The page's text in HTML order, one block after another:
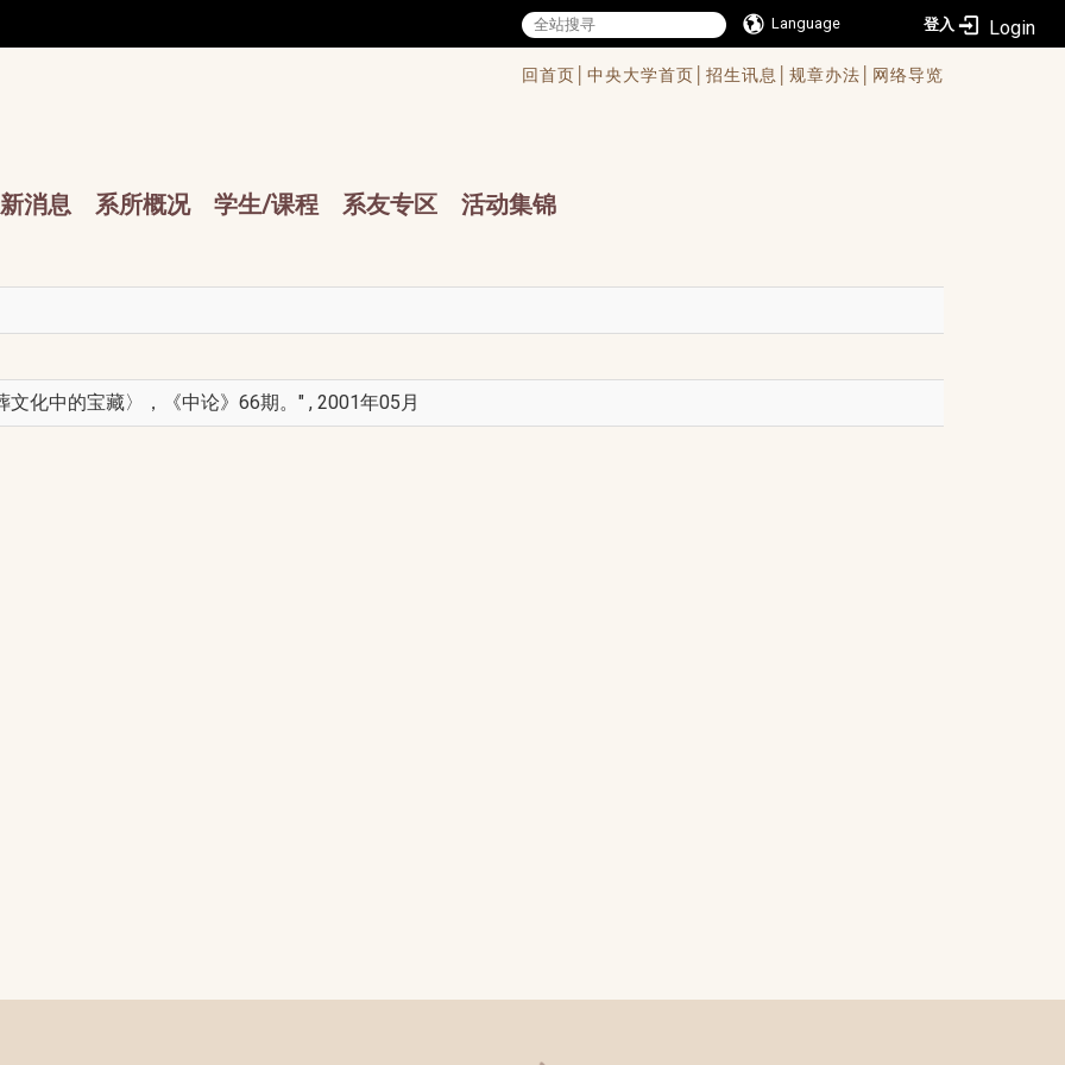
Language 登入
回首页│ 中央大学首页│ 招生讯息│ 规章办法│ 网络导览
消息 系所概况 学生/课程 系友专区 活动集锦
化中的宝藏〉，《中论》66期。" , 2001年05月